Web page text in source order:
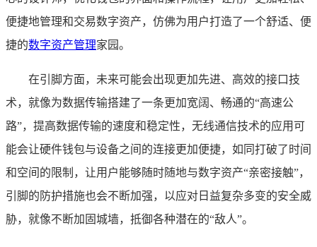
便捷地管理和交易数字资产，仿佛为用户打造了一个舒适、便
捷的数字资产管理家园。
在引脚方面，未来可能会出现更加先进、高效的接口技
术，就像为数据传输搭建了一条更加宽阔、畅通的“高速公
路”，提高数据传输的速度和稳定性，无线通信技术的应用可
能会让硬件钱包与设备之间的连接更加便捷，如同打破了时间
和空间的限制，让用户能够随时随地与数字资产“亲密接触”，
引脚的防护措施也会不断加强，以应对日益复杂多变的安全威
胁，就像不断加固城墙，抵御各种潜在的“敌人”。